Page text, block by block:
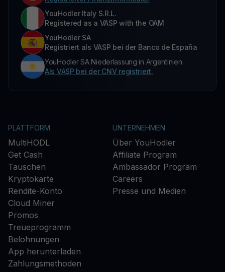
YouHodler Italy S.R.L.
Registered as a VASP with the OAM
YouHodler SA
Registriert als VASP bei der Banco de España
YouHodler SA Niederlassung in Argentinien.
Als VASP bei der CNV registriert.
PLATTFORM
MultiHODL
Get Cash
Tauschen
Kryptokarte
Rendite-Konto
Cloud Miner
Promos
Treueprogramm
Belohnungen
App herunterladen
Zahlungsmethoden
UNTERNEHMEN
Über YouHodler
Affiliate Program
Ambassador Program
Careers
Presse und Medien